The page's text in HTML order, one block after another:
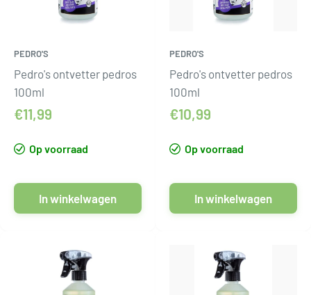
PEDRO'S
Pedro's ontvetter pedros
100ml
€11,99
Op voorraad
In winkelwagen
PEDRO'S
Pedro's ontvetter pedros
100ml
€10,99
Op voorraad
In winkelwagen